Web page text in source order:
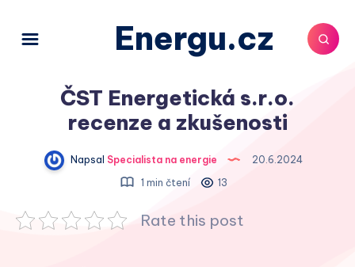
Energu.cz
ČST Energetická s.r.o.
recenze a zkušenosti
Napsal Specialista na energie
20.6.2024
1 min čtení
13
Rate this post